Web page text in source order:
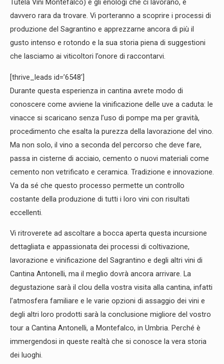
Tutela Vini Montefalco) e gli enologi che ci lavorano, è
davvero rara da trovare. Vi porteranno a scoprire i processi di
produzione del Sagrantino e apprezzarne ancora di più il
gusto intenso e rotondo e la sua storia piena di suggestioni
che lasciamo ai viticoltori l’onore di raccontarvi.
[thrive_leads id=’6548′]
Durante questa esperienza in cantina avrete modo di
conoscere come avviene la vinificazione delle uve a caduta: le
vinacce si scaricano senza l’uso di pompe ma per gravità,
procedimento che esalta la purezza della lavorazione del vino.
Ma non solo, il vino a seconda del percorso che deve fare,
passa in cisterne di acciaio, cemento o nuovi materiali come
cemento non vetrificato e ceramica. Tradizione e innovazione.
Va da sé che questo processo permette un controllo
costante della produzione di tutti i loro vini con risultati
eccellenti.
Vi ritroverete ad ascoltare a bocca aperta questa incursione
dettagliata e appassionata dei processi di coltivazione,
lavorazione e vinificazione del Sagrantino e degli altri vini di
Cantina Antonelli, ma il meglio dovrà ancora arrivare. La
degustazione sarà il clou della vostra visita alla cantina, infatti
l’atmosfera familiare e le varie opzioni di assaggio dei vini e
degli altri loro prodotti sarà la conclusione migliore del vostro
tour a Cantina Antonelli, a Montefalco, in Umbria. Perché è
immergendosi in queste realtà che si conosce la vera storia
dei luoghi.